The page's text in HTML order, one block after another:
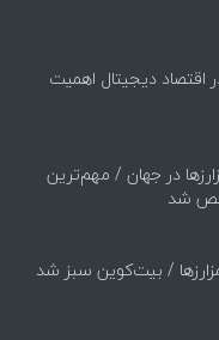
اقتصاد دیجیتال اهمیت
در جهان / مهم‌ترین
شد
/ بیت‌کوین سبز شد